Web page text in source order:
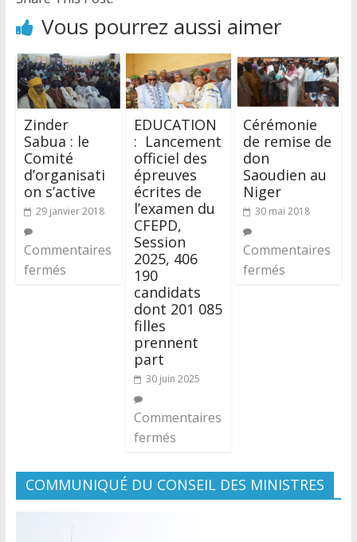
Vous pourrez aussi aimer
Zinder
Sabua : le
Comité
d’organisati
on s’active
29 janvier 2018
Commentaires
fermés
EDUCATION
: Lancement
officiel des
épreuves
écrites de
l’examen du
CFEPD,
Session
2025, 406
190
candidats
dont 201 085
filles
prennent
part
30 juin 2025
Commentaires
fermés
Cérémonie
de remise de
don
Saoudien au
Niger
30 mai 2018
Commentaires
fermés
COMMUNIQUÉ DU CONSEIL DES MINISTRES